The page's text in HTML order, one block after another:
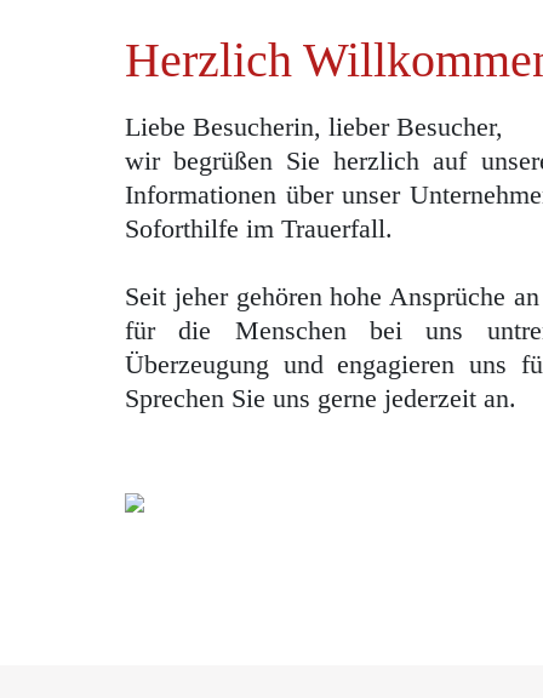
Herzlich
Liebe Besucherin, lieber Besucher,
wir begrüßen Sie herzlich auf
Informationen über unser
Soforthilfe im Trauerfall.
Seit jeher gehören hohe Ansprüche
für die Menschen bei uns
Überzeugung und engagieren uns
Sprechen Sie uns gerne jederzeit an.